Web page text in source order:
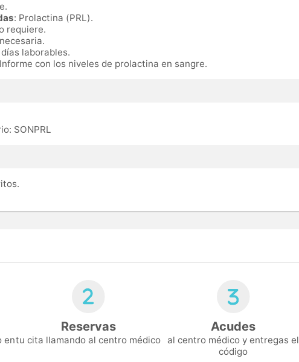
: Prolactina (PRL).
requiere.
laborables.
con los niveles de prolactina en sangre.
SONPRL
en
Reservas
tu cita llamando al centro médico
Acudes
al centro médico y entregas el
código